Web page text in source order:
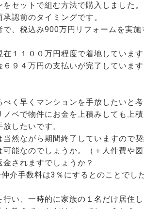
セットで組む方法で購入しました。
認前のタイミングです。
で、税込み900万円リフォームを実
１１００万円程度で着地しています
９４万円の支払いが完了しています
く早くマンションを手放したいと考
ノベで物件にお金を上積みしても上
したいです。
当然ながら期間終了していますので
能なのでしょうか。（＋人件費や
されますでしょうか？
介手数料は3％にするとのことで
行い、一時的に家族の１名だけ居住